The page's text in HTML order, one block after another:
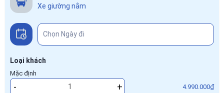
Xe giường nằm
Loại khách
Mặc định
- + 4.990.000₫